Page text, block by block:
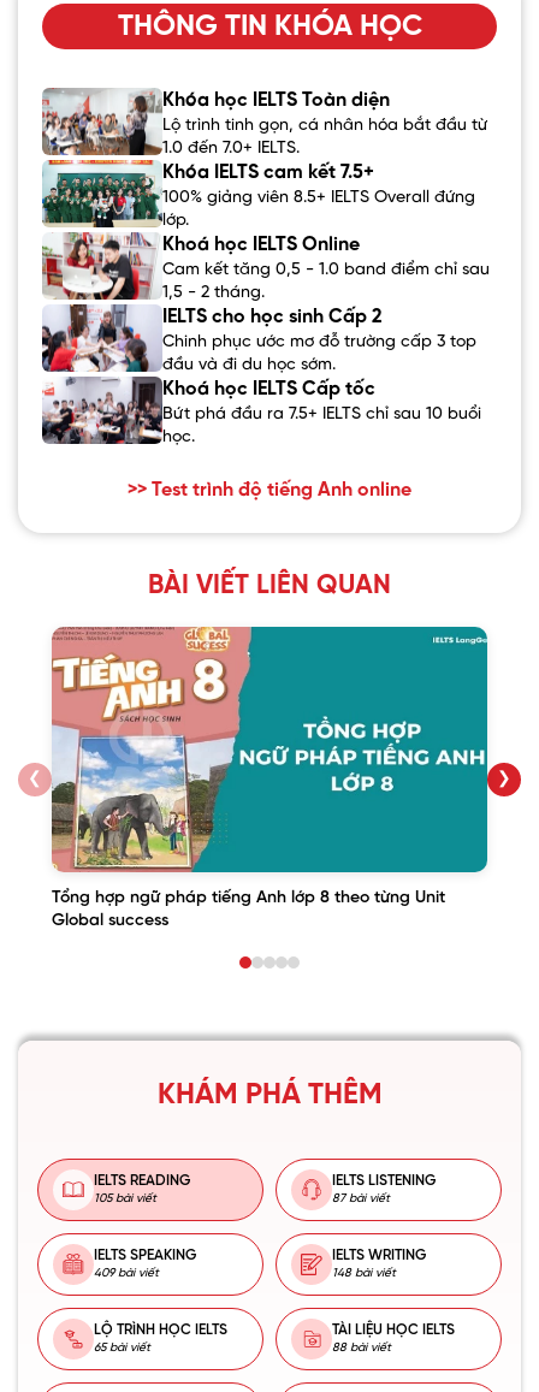
THÔNG TIN KHÓA HỌC
Khóa học IELTS Toàn diện
Lộ trình tinh gọn, cá nhân hóa bắt đầu từ
1.0 đến 7.0+ IELTS.
Khóa IELTS cam kết 7.5+
100% giảng viên 8.5+ IELTS Overall đứng
lớp.
Khoá học IELTS Online
Cam kết tăng 0,5 - 1.0 band điểm chỉ sau
1,5 - 2 tháng.
IELTS cho học sinh Cấp 2
Chinh phục ước mơ đỗ trường cấp 3 top
đầu và đi du học sớm.
Khoá học IELTS Cấp tốc
Bứt phá đầu ra 7.5+ IELTS chỉ sau 10 buổi
học.
>> Test trình độ tiếng Anh online
BÀI VIẾT LIÊN QUAN
❮
Tổng hợp ngữ pháp tiếng Anh lớp 8 theo từng Unit
Global success
❯
KHÁM PHÁ THÊM
IELTS READING
105 bài viết
IELTS LISTENING
87 bài viết
IELTS SPEAKING
409 bài viết
IELTS WRITING
148 bài viết
LỘ TRÌNH HỌC IELTS
65 bài viết
TÀI LIỆU HỌC IELTS
88 bài viết